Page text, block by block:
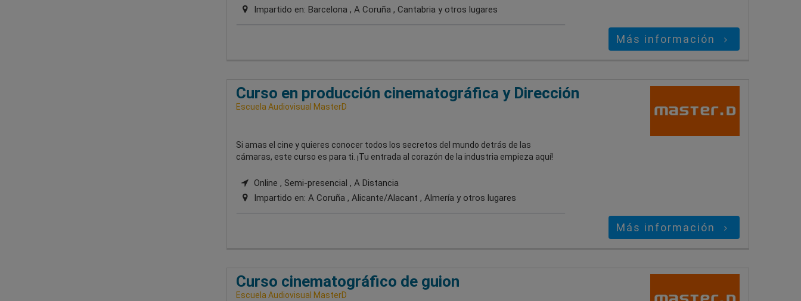
Impartido en: Barcelona , A Coruña , Cantabria y otros lugares
Más información
Curso en producción cinematográfica y Dirección
Escuela Audiovisual MasterD
Si amas el cine y quieres conocer todos los secretos del mundo detrás de las
cámaras, este curso es para ti. ¡Tu entrada al corazón de la industria empieza aquí!
Online , Semi-presencial , A Distancia
Impartido en: A Coruña , Alicante/Alacant , Almería y otros lugares
Más información
Curso cinematográfico de guion
Escuela Audiovisual MasterD